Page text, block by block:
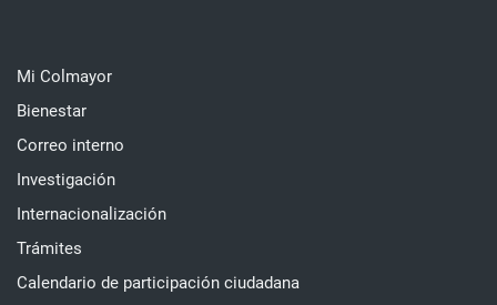
Mi Colmayor
Bienestar
Correo interno
Investigación
Internacionalización
Trámites
Calendario de participación ciudadana